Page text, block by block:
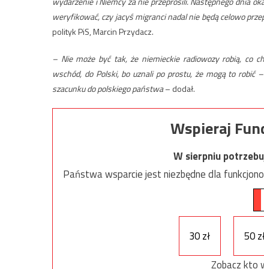
weryfikować, czy jacyś migranci nadal nie będą celowo
polityk PiS, Marcin Przydacz.
– Nie może być tak, że niemieckie radiowozy robią, co
wschód, do Polski, bo uznali po prostu, że mogą to robić
szacunku do polskiego państwa– dodał.
Wspieraj
W sierpniu
Państwa wsparcie jest niezbędne dla
30 zł 50
Zobacz kto